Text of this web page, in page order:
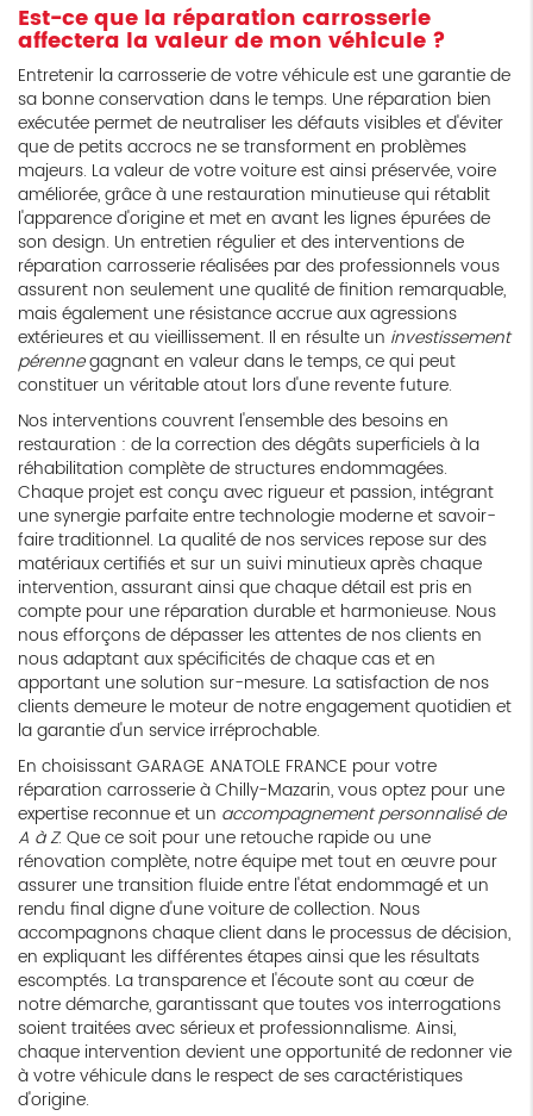
Est-ce que la réparation carrosserie
affectera la valeur de mon véhicule ?
Entretenir la carrosserie de votre véhicule est une garantie de
sa bonne conservation dans le temps. Une réparation bien
exécutée permet de neutraliser les défauts visibles et d'éviter
que de petits accrocs ne se transforment en problèmes
majeurs. La valeur de votre voiture est ainsi préservée, voire
améliorée, grâce à une restauration minutieuse qui rétablit
l'apparence d'origine et met en avant les lignes épurées de
son design. Un entretien régulier et des interventions de
réparation carrosserie réalisées par des professionnels vous
assurent non seulement une qualité de finition remarquable,
mais également une résistance accrue aux agressions
extérieures et au vieillissement. Il en résulte un investissement
pérennegagnant en valeur dans le temps, ce qui peut
constituer un véritable atout lors d'une revente future.
Nos interventions couvrent l'ensemble des besoins en
restauration : de la correction des dégâts superficiels à la
réhabilitation complète de structures endommagées.
Chaque projet est conçu avec rigueur et passion, intégrant
une synergie parfaite entre technologie moderne et savoir-
faire traditionnel. La qualité de nos services repose sur des
matériaux certifiés et sur un suivi minutieux après chaque
intervention, assurant ainsi que chaque détail est pris en
compte pour une réparation durable et harmonieuse. Nous
nous efforçons de dépasser les attentes de nos clients en
nous adaptant aux spécificités de chaque cas et en
apportant une solution sur-mesure. La satisfaction de nos
clients demeure le moteur de notre engagement quotidien et
la garantie d'un service irréprochable.
En choisissant GARAGE ANATOLE FRANCE pour votre
réparation carrosserie à Chilly-Mazarin, vous optez pour une
expertise reconnue et un accompagnement personnalisé de
A à Z. Que ce soit pour une retouche rapide ou une
rénovation complète, notre équipe met tout en œuvre pour
assurer une transition fluide entre l'état endommagé et un
rendu final digne d'une voiture de collection. Nous
accompagnons chaque client dans le processus de décision,
en expliquant les différentes étapes ainsi que les résultats
escomptés. La transparence et l'écoute sont au cœur de
notre démarche, garantissant que toutes vos interrogations
soient traitées avec sérieux et professionnalisme. Ainsi,
chaque intervention devient une opportunité de redonner vie
à votre véhicule dans le respect de ses caractéristiques
d'origine.